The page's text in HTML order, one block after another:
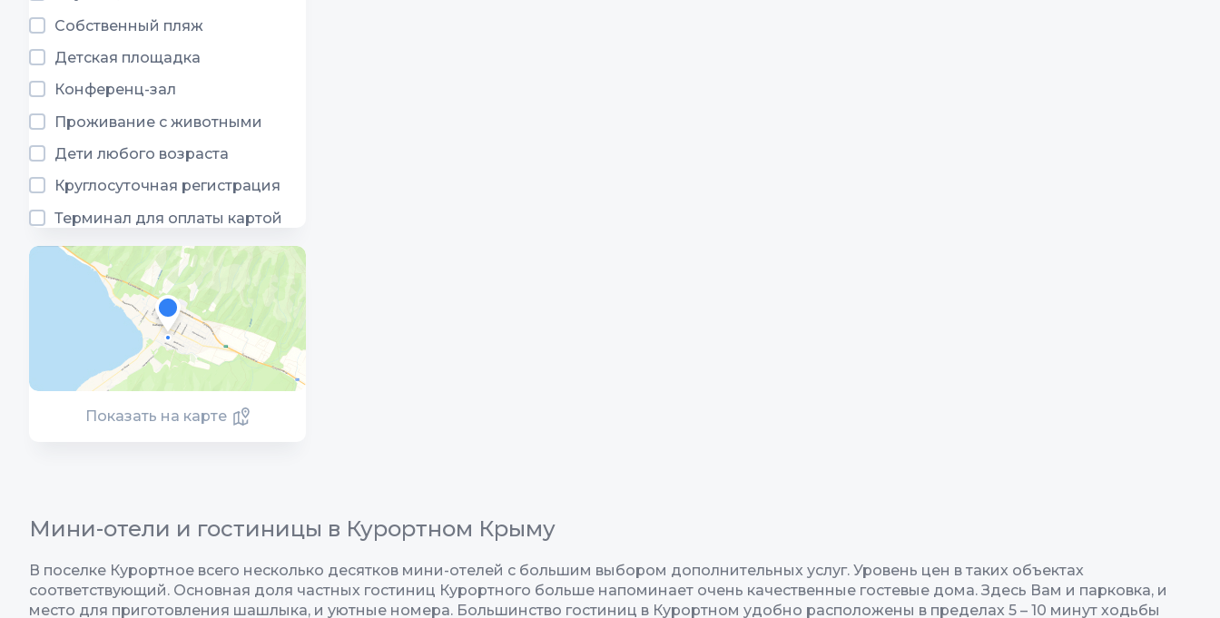
Собственный пляж
Детская площадка
Конференц-зал
Проживание с животными
Дети любого возраста
Круглосуточная регистрация
Терминал для оплаты картой
Показать на карте
Мини-отели и гостиницы в Курортном Крыму
В поселке Курортное всего несколько десятков мини-отелей с большим выбором дополнительных услуг. Уровень цен в таких объектах
соответствующий. Основная доля частных гостиниц Курортного больше напоминает очень качественные гостевые дома. Здесь Вам и парковка, и
место для приготовления шашлыка, и уютные номера. Большинство гостиниц в Курортном удобно расположены в пределах 5 – 10 минут ходьбы